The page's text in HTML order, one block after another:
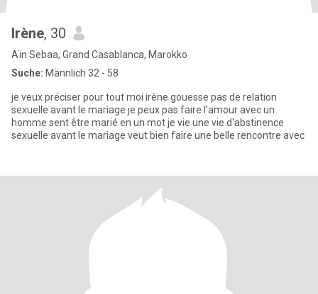
Irène, 30
Aïn Sebaa, Grand Casablanca, Marokko
Suche: Männlich 32 - 58
je veux préciser pour tout moi irène gouesse pas de relation
sexuelle avant le mariage je peux pas faire l'amour avec un
homme sent être marié en un mot je vie une vie d'abstinence
sexuelle avant le mariage veut bien faire une belle rencontre avec